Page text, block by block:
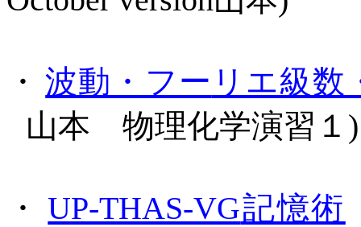
・ 波動・フー リエ級数
山本 物理化学演習１ )
・ UP-THAS-VG記憶術